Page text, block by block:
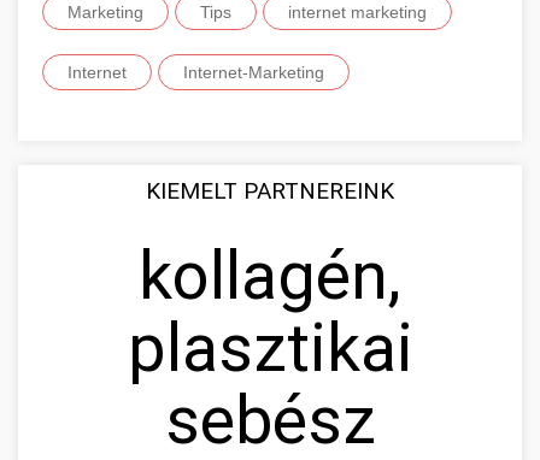
Marketing Tips internet marketing
Internet Internet-Marketing
KIEMELT PARTNEREINK
kollagén,
plasztikai
sebész